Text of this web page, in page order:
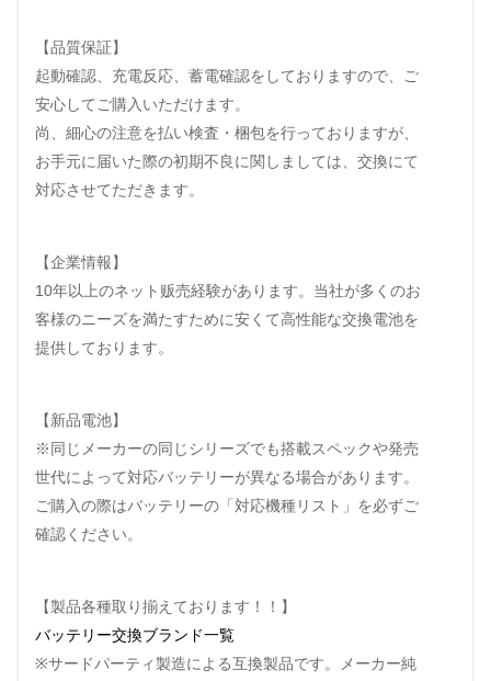
【品質保証】
起動確認、充電反応、蓄電確認をしておりますので、ご
安心してご購入いただけます。
尚、細心の注意を払い検査・梱包を行っておりますが、
お手元に届いた際の初期不良に関しましては、交換にて
対応させてただきます。
【企業情報】
10年以上のネット贩売経験があります。当社が多くのお
客様のニーズを満たすために安くて高性能な交換電池を
提供しております。
【新品電池】
※同じメーカーの同じシリーズでも搭載スペックや発売
世代によって対応バッテリーが異なる場合があります。
ご購入の際はバッテリーの「対応機種リスト」を必ずご
確認ください。
【製品各種取り揃えております！！】
バッテリー交換ブランド一覧
※サードパーティ製造による互換製品です。メーカー純